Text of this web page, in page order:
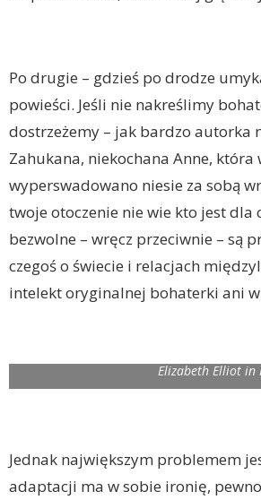
Po drugie – gdzieś po drodze
powieści. Jeśli nie nakreślimy
dostrzeżemy – jak bardzo autorka
Zahukana, niekochana Anne,
wyperswadowano niesie za sobą
twoje otoczenie nie wie kto jest dla
bezwolne – wręcz przeciwnie – są
czegoś o świecie i relacjach
intelekt oryginalnej bohaterki ani
Elizabeth Elliot
Jednak największym problemem
adaptacji ma w sobie ironię,